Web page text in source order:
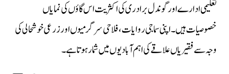
تعلیمی ادارے اور گوندل برادری کی اکثریت اس گاؤں کی نمایاں
خصوصیات ہیں۔ اپنی سماجی روایات، فلاحی سرگرمیوں اور زرعی خوشحالی کی
وجہ سے فقیریاں علاقے کی اہم آبادیوں میں شمار ہوتا ہے۔